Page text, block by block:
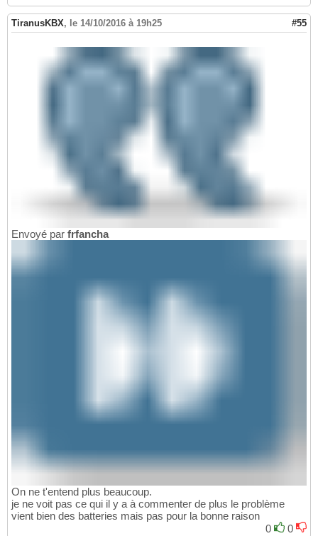
TiranusKBX, le 14/10/2016 à 19h25 #55
Envoyé par frfancha
On ne t'entend plus beaucoup.
je ne voit pas ce qui il y a à commenter de plus le problème
vient bien des batteries mais pas pour la bonne raison
0
0